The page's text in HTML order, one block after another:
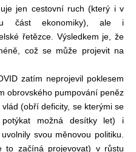
jen cestovní ruch (který i v
část ekonomiky), ale i
řetězce. Výsledkem je, že
což se může projevit na
zatím neprojevil poklesem
obrovského pumpování peněz
(obří deficity, se kterými se
možná desítky let) i
svou měnovou politiku.
začíná projevovat) v růstu